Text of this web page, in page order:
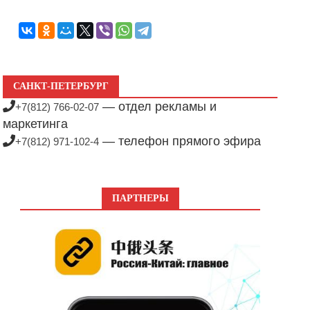
САНКТ-ПЕТЕРБУРГ
+7(812) 766-02-07 — отдел рекламы и
маркетинга
+7(812) 971-102-4 — телефон прямого эфира
ПАРТНЕРЫ